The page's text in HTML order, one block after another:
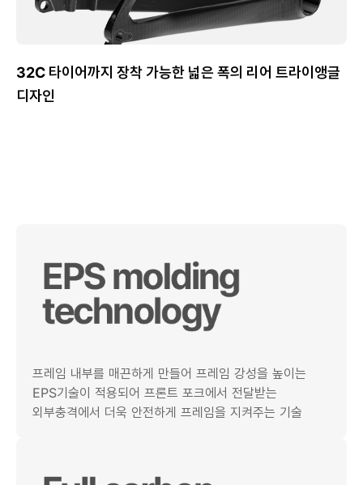
32C 타이어까지 장착 가능한 넓은 폭의 리어 트라이앵글
디자인
프레임 내부를 매끈하게 만들어 프레임 강성을 높이는
EPS기술이 적용되어 프론트 포크에서 전달받는
외부충격에서 더욱 안전하게 프레임을 지켜주는 기술